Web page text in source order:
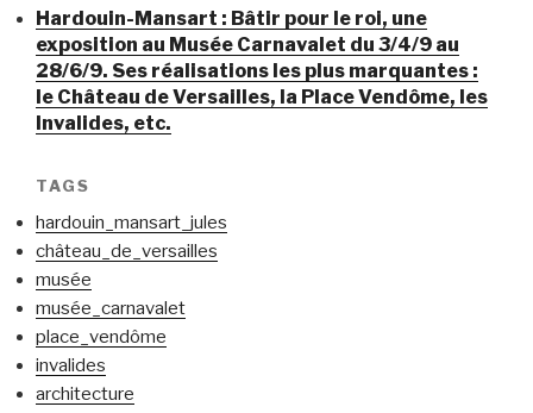
Hardouin-Mansart : Bâtir pour le roi, une
exposition au Musée Carnavalet du 3/4/9 au
28/6/9. Ses réalisations les plus marquantes :
le Château de Versailles, la Place Vendôme, les
Invalides, etc.
TAGS
hardouin_mansart_jules
château_de_versailles
musée
musée_carnavalet
place_vendôme
invalides
architecture